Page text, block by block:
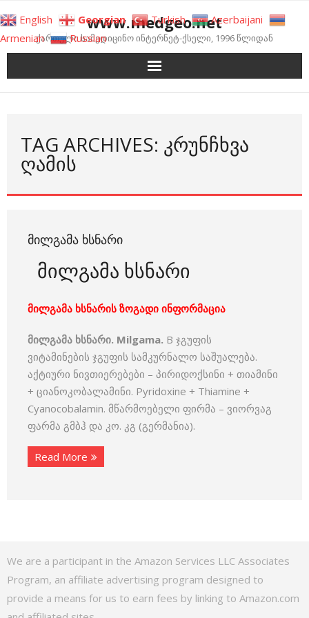
to
content
www.medgeo.net
ქართული სამედიცინო ინტერნეტ-ქსელი, 1996 წლიდან
TAG ARCHIVES: ᲙᲠᲣᲜᲩᲮᲕᲐ
ᲦᲐᲛᲘᲡ
ᲛᲘᲚᲒᲐᲛᲐ ᲮᲡᲜᲐᲠᲘ
მილგამა ხსნარი
მილგამა ხსნარის ზოგადი ინფორმაცია
მილგამა ხსნარი. Milgama. B ჯგუფის
ვიტამინების ჯგუფის სამკურნალო საშუალება.
აქტიური ნივთიერებები – პირიდოქსინი + თიამინი
+ ციანოკობალამინი. Pyridoxine + Thiamine +
Cyanocobalamin. მწარმოებელი ფირმა – ვიორვაგ
ფარმა გმბჰ და კო. კგ (გერმანია).
Read More
We are a participant in the Amazon Services LLC Associates
Program, an affiliate advertising program designed to
provide a means for us to earn fees by linking to Amazon.com
English Georgian Turkish
Azerbaijani
Armenian
Russian